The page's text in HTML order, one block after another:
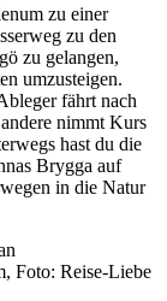
zu einer
zu den
zu gelangen,
umzusteigen.
fährt nach
nimmt Kurs
hast du die
Brygga auf
in die Natur
Foto: Reise-Liebe